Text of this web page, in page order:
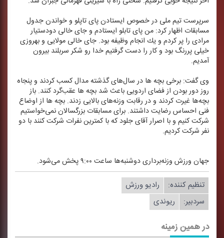
سرپرست تیم ملی در خصوص ایستادن پای تاپلو و خواندن جدول
مسابقات اظهار كرد: من پای تابلو ایستادم و جای خالی دودستیار
مرادی را پر كردم و یك انجام وظیفه بود. جای خالی مولایی و بهروزی
خیلی پررنگ بود و كار را دست گرفتیم خدا رو شكر سربلند بیرون
آمدیم.
وی گفت: برخی بچه ها در سال‌های گذشته مدال كسب كردند و پنجاه
روز دور بودن از فضای اردویی باعث شد بچه ها عقب‌گرد كنند. باز
بچه‌ها غیرت كردند و در رقابت وزنه‌های بالایی زدند. بچه ها از اوضاع
فنی احساس رضایت داشتند. برای مسابقات بزرگسالان نمی‌خواستیم
شركت كنیم و با اصرار آقای جلود كه با كمترین نفرات شركت كنند با دو
نفر شركت كردیم.
جهان ورزش وزنه‌برداری دوشنبه‌ها ساعت ۹:۰۰ پخش می‌شود.
تنظیم كننده:
رادیو ورزش
سردبیر:
ریوندی
در همین زمینه